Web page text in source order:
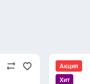
Акция
Хит